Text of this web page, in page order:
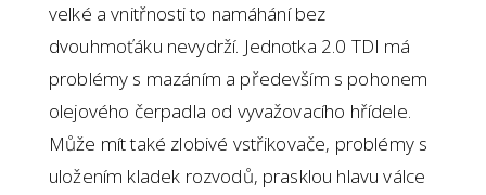
velké a vnitřnosti to namáhání bez
dvouhmoťáku nevydrží. Jednotka 2.0 TDI má
problémy s mazáním a především s pohonem
olejového čerpadla od vyvažovacího hřídele.
Může mít také zlobivé vstřikovače, problémy s
uložením kladek rozvodů, prasklou hlavu válce